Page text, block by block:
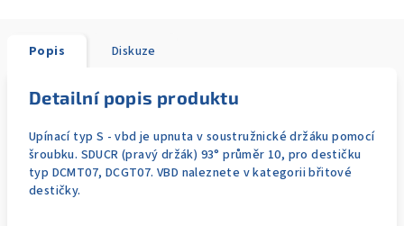
Popis Diskuze
Detailní popis produktu
Upínací typ S - vbd je upnuta v soustružnické držáku pomocí
šroubku. SDUCR (pravý držák) 93° průměr 10, pro destičku
typ DCMT07, DCGT07. VBD naleznete v kategorii břitové
destičky.